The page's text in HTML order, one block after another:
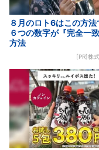
８月のロト6はこの方
６つの数字が『完全一
方法
[PR]株